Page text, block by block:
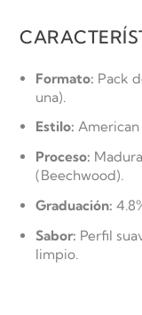
Formato: Pack
una).
Estilo:
Proceso:
(Beechwood).
Graduación:
Sabor: Perfil
limpio.